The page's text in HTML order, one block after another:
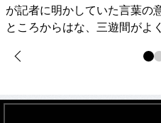
が記者に明かしていた言葉の
ところからはな、三遊間がよ